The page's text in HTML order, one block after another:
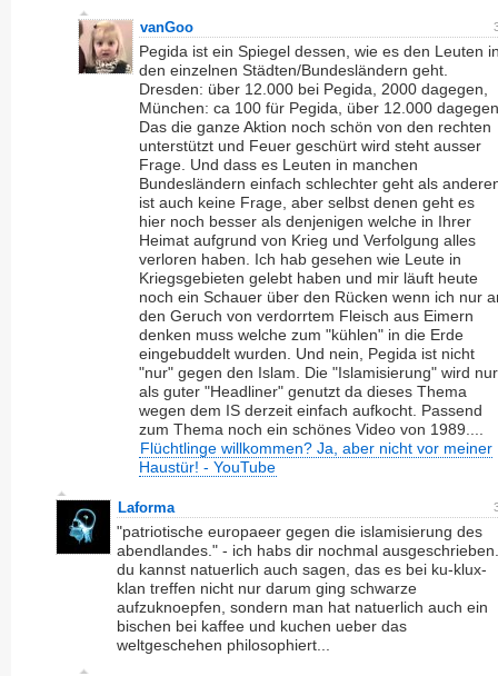
vanGoo
Pegida ist ein Spiegel dessen, wie es den Leuten
den einzelnen Städten/Bundesländern geht.
Dresden: über 12.000 bei Pegida, 2000 dagegen,
München: ca 100 für Pegida, über 12.000
Das die ganze Aktion noch schön von den rechten
unterstützt und Feuer geschürt wird steht ausser
Frage. Und dass es Leuten in manchen
Bundesländern einfach schlechter geht als
ist auch keine Frage, aber selbst denen geht es
hier noch besser als denjenigen welche in Ihrer
Heimat aufgrund von Krieg und Verfolgung alles
verloren haben. Ich hab gesehen wie Leute in
Kriegsgebieten gelebt haben und mir läuft heute
noch ein Schauer über den Rücken wenn ich nur
den Geruch von verdorrtem Fleisch aus Eimern
denken muss welche zum "kühlen" in die Erde
eingebuddelt wurden. Und nein, Pegida ist nicht
"nur" gegen den Islam. Die "Islamisierung" wird nur
als guter "Headliner" genutzt da dieses Thema
wegen dem IS derzeit einfach aufkocht. Passend
zum Thema noch ein schönes Video von 1989....
Flüchtlinge willkommen? Ja, aber nicht vor meiner
Haustür! - YouTube
Laforma
"patriotische europaeer gegen die islamisierung des
abendlandes." - ich habs dir nochmal ausgeschrieben.
du kannst natuerlich auch sagen, das es bei ku-klux-
klan treffen nicht nur darum ging schwarze
aufzuknoepfen, sondern man hat natuerlich auch ein
bischen bei kaffee und kuchen ueber das
weltgeschehen philosophiert...